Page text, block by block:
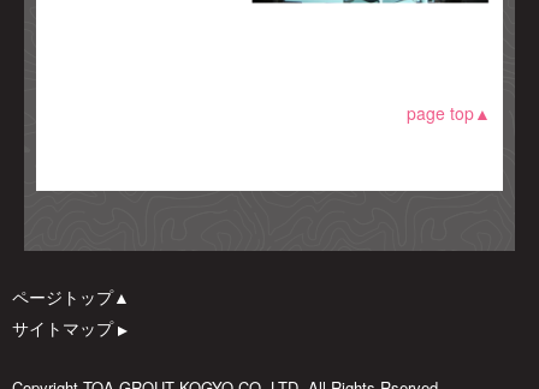
page top▲
ページトップ▲
サイトマップ ▲